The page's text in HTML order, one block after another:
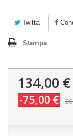
Twitta
Stampa
134,00 €
-75,00 €